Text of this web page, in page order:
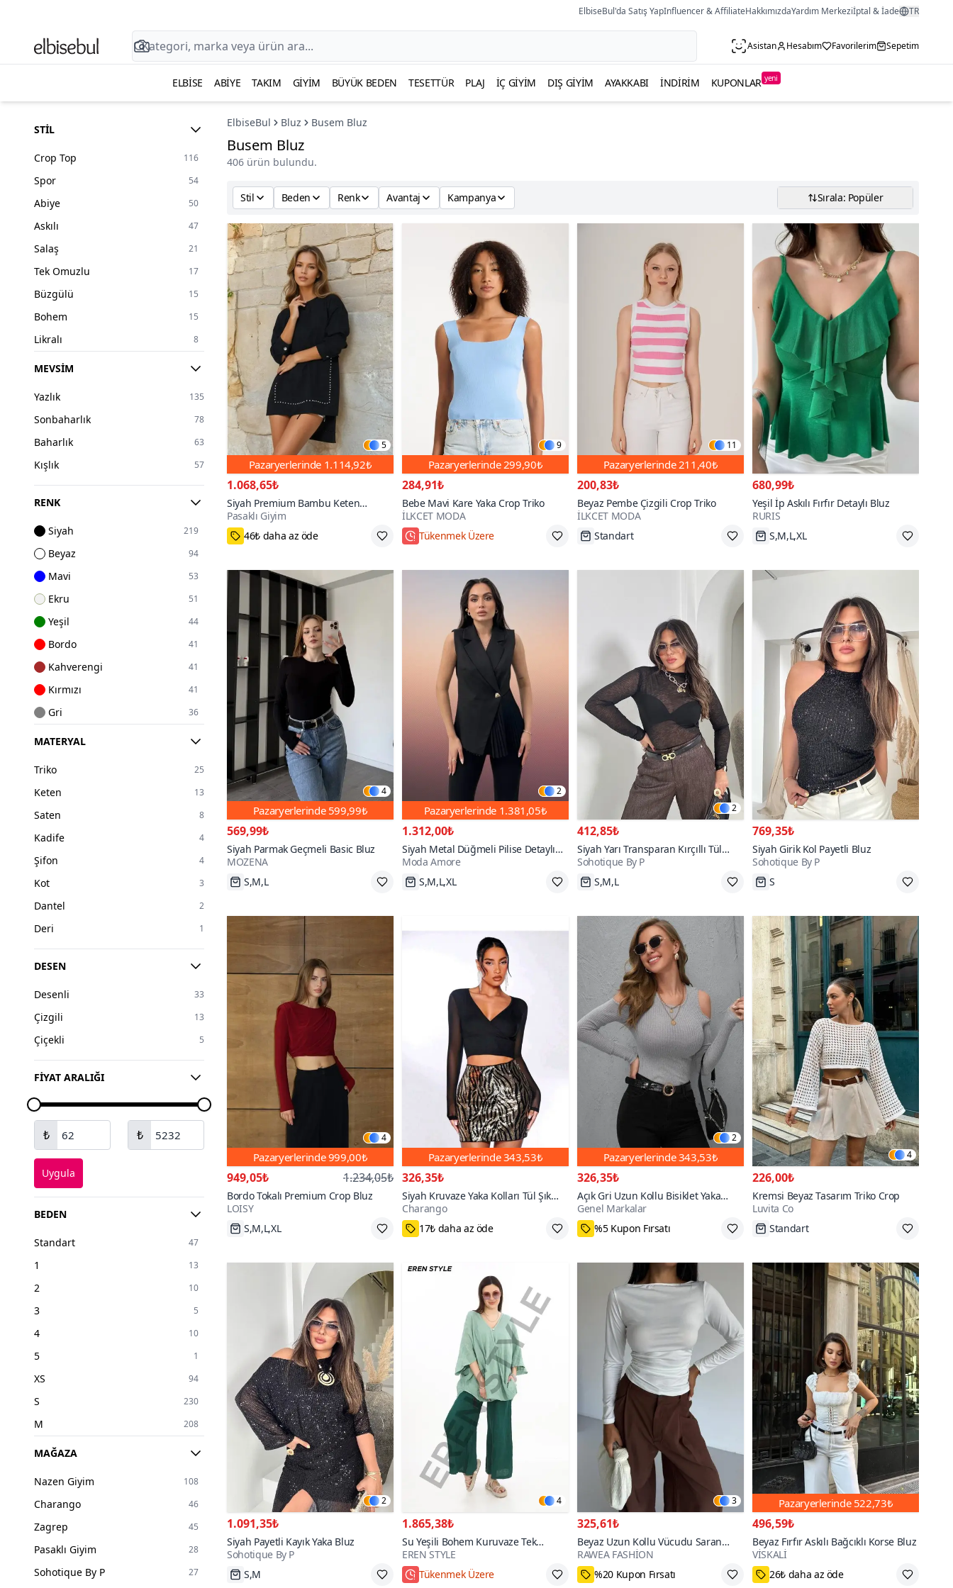
ElbiseBul'da Satış YapInfluencer & AffiliateHakkımızdaYardım Merkeziİptal & İade TR
Asistan Hesabım Favorilerim Sepetim
ELBISE ABIYE TAKIM GIYIM BÜYÜK BEDEN TESETTÜR PLAJ İÇ GIYIM DIŞ GIYIM AYAKKABI İNDIRIM KUPONLAR yeni
STIL
Crop Top 116
Spor 54
Abiye 50
Askılı 47
Salaş 21
Tek Omuzlu 17
Büzgülü 15
Bohem 15
Likralı 8
Ofis
MEVSIM
Yazlık 135
Sonbaharlık 78
Baharlık 63
Kışlık 57
RENK
Siyah 219
Beyaz 94
Mavi 53
Ekru 51
Yeşil 44
Bordo 41
Kahverengi 41
Kırmızı 41
Gri 36
Bej
Altın
MATERYAL
Triko 25
Keten 13
Saten 8
Kadife 4
Şifon 4
Kot 3
Dantel 2
Deri 1
DESEN
Desenli 33
Çizgili 13
Çiçekli 5
FIYAT ARALIĞI
₺ ₺
Uygula
BEDEN
Standart 47
1 13
2 10
3 5
4 10
5 1
XS 94
S 230
M 208
L
3XL
MAĞAZA
Nazen Giyim 108
Charango 46
Zagrep 45
Pasaklı Giyim 28
Sohotique By P 27
ElbiseBul Bluz Busem Bluz
Busem Bluz
406 ürün bulundu.
Stil Beden Renk Avantaj Kampanya Sırala: Popüler
5
Pazaryerlerinde 1.114,92₺
1.068,65₺
Siyah Premium Bambu Keten
Kumaş Uzun Kollu İnci Süslemeli
Terletmez Tunik Bluz
Pasaklı Giyim
46₺ daha az öde
9
Pazaryerlerinde 299,90₺
284,91₺
Bebe Mavi Kare Yaka Crop Triko
İLKCET MODA
Tükenmek Üzere
11
Pazaryerlerinde 211,40₺
200,83₺
Beyaz Pembe Çizgili Crop Triko
İLKCET MODA
Standart
680,99₺
Yeşil İp Askılı Fırfır Detaylı Bluz
RURIS
S,M,L,XL
4
Pazaryerlerinde 599,99₺
569,99₺
Siyah Parmak Geçmeli Basic Bluz
MOZENA
S,M,L
2
Pazaryerlerinde 1.381,05₺
1.312,00₺
Siyah Metal Düğmeli Pilise Detaylı
Bluz
Moda Amore
S,M,L,XL
2
412,85₺
Siyah Yarı Transparan Kırçıllı Tül
Bluz
Sohotique By P
S,M,L
769,35₺
Siyah Girik Kol Payetli Bluz
Sohotique By P
S
4
Pazaryerlerinde999,00₺
949,05₺ 1.234,05₺
Bordo Tokalı Premium Crop Bluz
LOISY
S,M,L,XL
Pazaryerlerinde343,53₺
326,35₺
Siyah Kruvaze Yaka Kolları Tül Şık
Sandy Bluz
Charango
17₺ daha az öde
2
Pazaryerlerinde343,53₺
326,35₺
Açık Gri Uzun Kollu Bisiklet Yaka
Omuz Dekolteli Kaşkorse Esnek Bluz
Genel Markalar
400+
%5 Kupon Fırsatı
4
226,00₺
Kremsi Beyaz Tasarım Triko Crop
Luvita Co
Standart
2
1.091,35₺
Siyah Payetli Kayık Yaka Bluz
Sohotique By P
S,M
4
1.865,38₺
Su Yeşili Bohem Kuruvaze Tek
Düğmeli Keten Bluz
EREN STYLE
Tükenmek Üzere
3
325,61₺
Beyaz Uzun Kollu Vücudu Saran
Bluz
RAWEA FASHİON
%20 Kupon Fırsatı
Pazaryerlerinde 522,73₺
496,59₺
Beyaz Fırfır Askılı Bağcıklı Korse Bluz
VİSKALİ
700+
26₺ daha az öde